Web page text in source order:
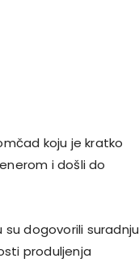
koju je kratko
i došli do
su dogovorili suradnju
produljenja